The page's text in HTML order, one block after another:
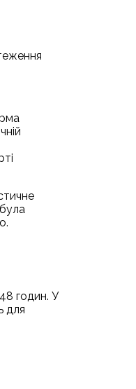
годин. У
для